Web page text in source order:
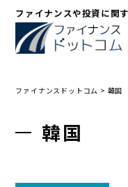
ファイナンスや投資に関
ファイナンスドットコム > 韓国
韓国